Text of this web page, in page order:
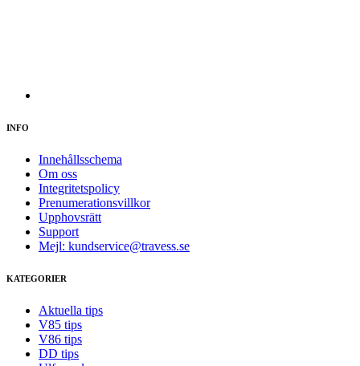
INFO
Innehållsschema
Om oss
Integritetspolicy
Prenumerationsvillkor
Upphovsrätt
Support
Mejl: kundservice@travess.se
KATEGORIER
Aktuella tips
V85 tips
V86 tips
DD tips